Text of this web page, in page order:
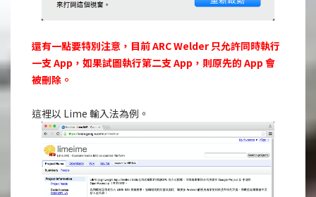
還有一點要特別注意，目前 ARC Welder 只允許同時執行
一支 App，如果試圖執行第二支 App，則原先的 App 會
被刪除。
這裡以 Lime 輸入法為例。